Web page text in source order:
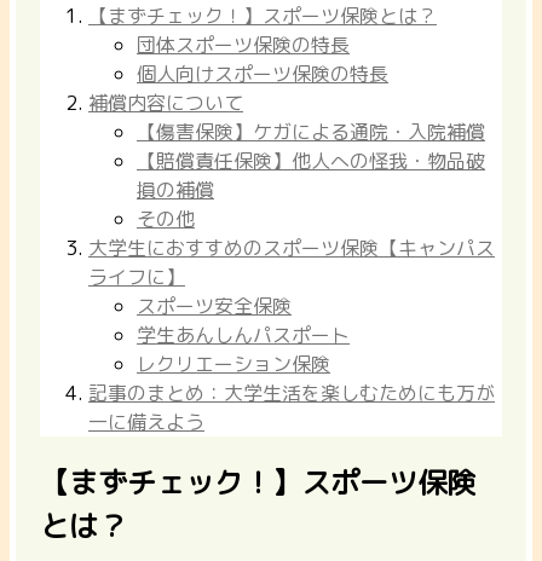
【まずチェック！】スポーツ保険とは？
団体スポーツ保険の特長
個人向けスポーツ保険の特長
補償内容について
【傷害保険】ケガによる通院・入院補償
【賠償責任保険】他人への怪我・物品破
損の補償
その他
大学生におすすめのスポーツ保険【キャンパス
ライフに】
スポーツ安全保険
学生あんしんパスポート
レクリエーション保険
記事のまとめ：大学生活を楽しむためにも万が
一に備えよう
【まずチェック！】スポーツ保険
とは？